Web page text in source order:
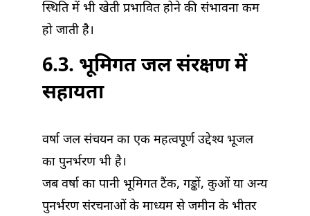
स्थिति में भी खेती प्रभावित होने की संभावना कम
हो जाती है।
6.3. भूमिगत जल संरक्षण में
सहायता
वर्षा जल संचयन का एक महत्वपूर्ण उद्देश्य भूजल
का पुनर्भरण भी है।
जब वर्षा का पानी भूमिगत टैंक, गड्ढों, कुओं या अन्य
पुनर्भरण संरचनाओं के माध्यम से जमीन के भीतर